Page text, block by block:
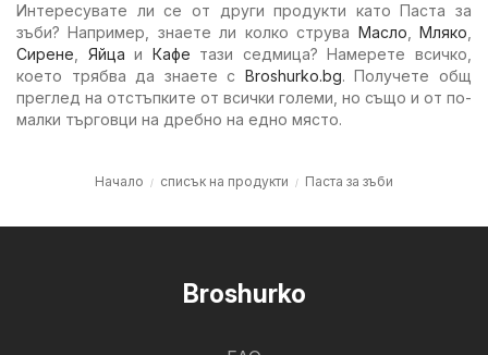
Интересувате ли се от други продукти като Паста за
зъби? Например, знаете ли колко струва Масло ,Мляко
Сирене
Яйца и Кафе тази седмица? Намерете всичко,
което трябва да знаете с Broshurko.bg. Получете общ
преглед на отстъпките от всички големи, но също и от по-
малки търговци на дребно на едно място.
Начало списък на продукти Паста за зъби
Broshurko